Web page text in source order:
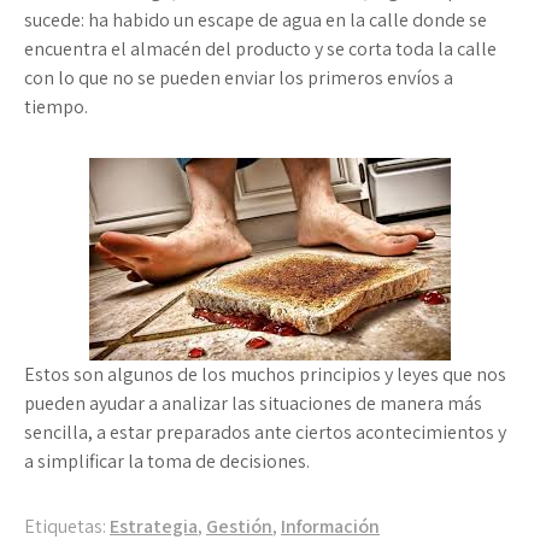
sucede: ha habido un escape de agua en la calle donde se
encuentra el almacén del producto y se corta toda la calle
con lo que no se pueden enviar los primeros envíos a
tiempo.
Estos son algunos de los muchos principios y leyes que nos
pueden ayudar a analizar las situaciones de manera más
sencilla, a estar preparados ante ciertos acontecimientos y
a simplificar la toma de decisiones.
Etiquetas: Estrategia, Gestión, Información